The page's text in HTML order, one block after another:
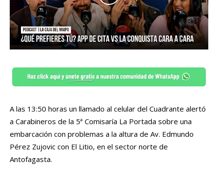
A las 13:50 horas un llamado al celular del Cuadrante alertó
a Carabineros de la 5ª Comisaría La Portada sobre una
embarcación con problemas a la altura de Av. Edmundo
Pérez Zujovic con El Litio, en el sector norte de
Antofagasta.